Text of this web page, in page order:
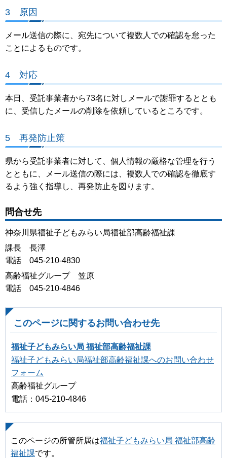
3 原因
メール送信の際に、宛先について複数人での確認を怠った
ことによるものです。
4 対応
本日、受託事業者から73名に対しメールで謝罪するととも
に、受信したメールの削除を依頼しているところです。
5 再発防止策
県から受託事業者に対して、個人情報の厳格な管理を行う
とともに、メール送信の際には、複数人での確認を徹底す
るよう強く指導し、再発防止を図ります。
問合せ先
神奈川県福祉子どもみらい局福祉部高齢福祉課
課長 長澤
電話 045-210-4830
高齢福祉グループ 笠原
電話 045-210-4846
このページに関するお問い合わせ先
福祉子どもみらい局 福祉部高齢福祉課
福祉子どもみらい局福祉部高齢福祉課へのお問い合わせ
フォーム
高齢福祉グループ
電話：045-210-4846
このページの所管所属は福祉子どもみらい局 福祉部高齢
福祉課です。